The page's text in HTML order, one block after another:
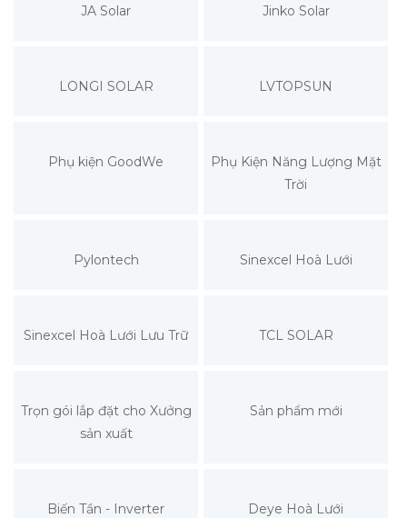
JA Solar Jinko Solar
LONGI SOLAR LVTOPSUN
Phụ kiện GoodWe
Phụ Kiện Năng Lượng Mặt
Trời
Pylontech Sinexcel Hoà Lưới
Sinexcel Hoà Lưới Lưu Trữ TCL SOLAR
Trọn gói lắp đặt cho Xưởng
sản xuất
Sản phẩm mới
Biến Tần - Inverter Deye Hoà Lưới